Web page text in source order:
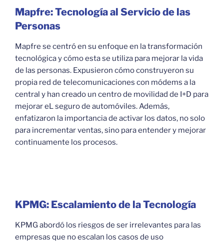
Mapfre: Tecnología al Servicio de las
Personas
Mapfre se centró en su enfoque en la transformación
tecnológica y cómo esta se utiliza para mejorar la vida
de las personas. Expusieron cómo construyeron su
propia red de telecomunicaciones con módems a la
central y han creado un centro de movilidad de I+D para
mejorar eL seguro de automóviles. Además,
enfatizaron la importancia de activar los datos, no solo
para incrementar ventas, sino para entender y mejorar
continuamente los procesos.
KPMG: Escalamiento de la Tecnología
KPMG abordó los riesgos de ser irrelevantes para las
empresas que no escalan los casos de uso